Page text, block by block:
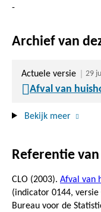
-
Archief van
Actuele versie 29
Afval van
Bekijk meer
Referentie
CLO (2003). Afval van
(indicator 0144, versie
Bureau voor de